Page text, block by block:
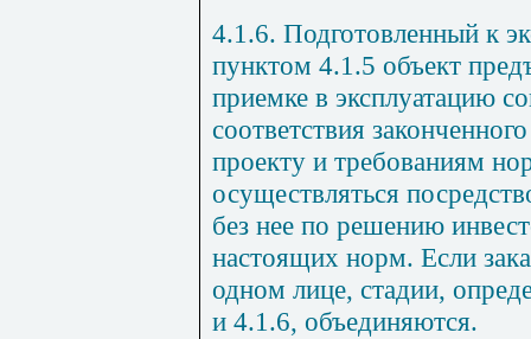
4.1.6. Подготовленный к
пунктом 4.1.5 объект
приемке в эксплуатацию
соответствия
проекту и требованиям
осуществляться
без нее по решению
настоящих норм. Если
одном лице, стадии,
и 4.1.6, объединяются.